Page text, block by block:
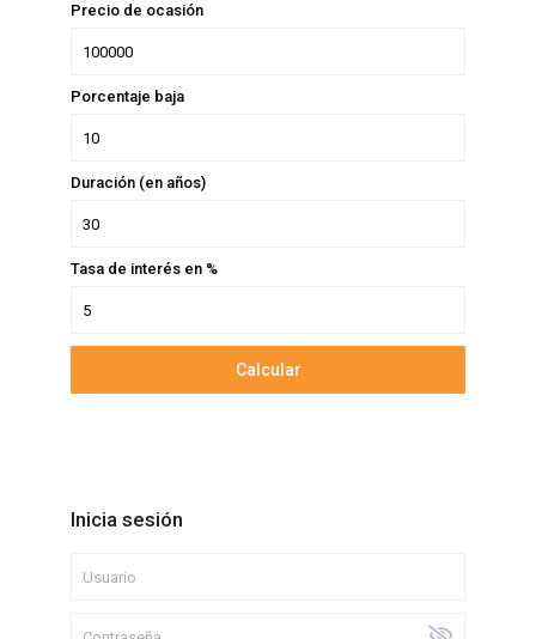
Precio de ocasión
Porcentaje baja
Duración (en años)
Tasa de interés en %
Calcular
Inicia sesión